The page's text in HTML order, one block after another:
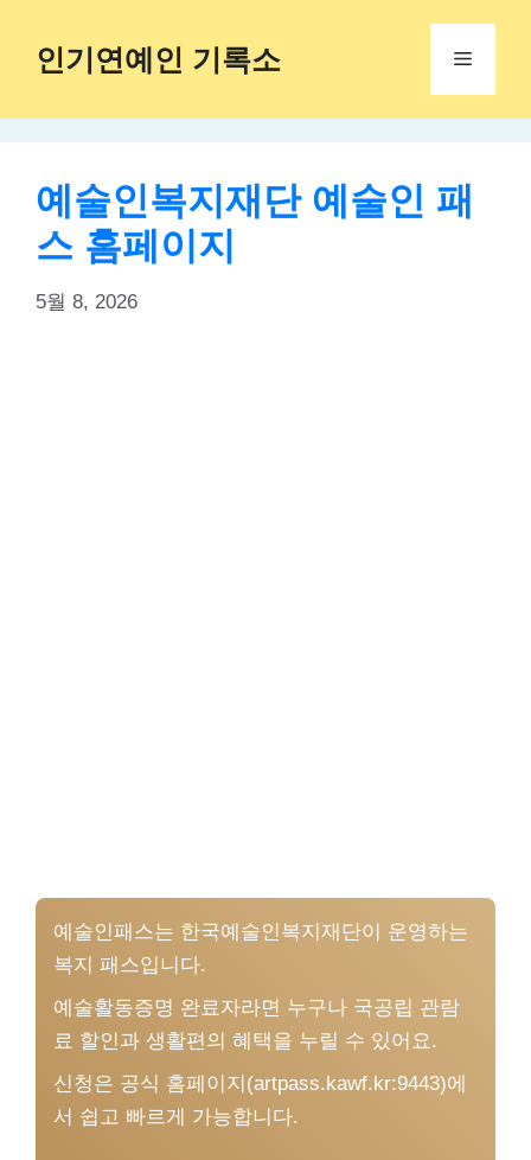
content
인기연예인 기록소 Menu
예술인복지재단 예술인 패
스 홈페이지
5월 8, 2026
예술인패스는 한국예술인복지재단이 운영하는
복지 패스입니다.
예술활동증명 완료자라면 누구나 국공립 관람
료 할인과 생활편의 혜택을 누릴 수 있어요.
신청은 공식 홈페이지(artpass.kawf.kr:9443)에
서 쉽고 빠르게 가능합니다.